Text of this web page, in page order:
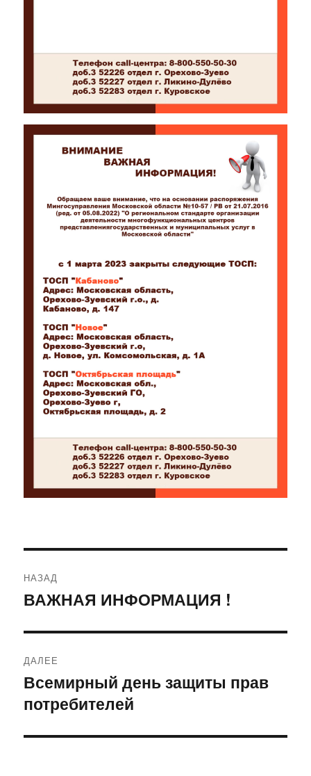
по
НАЗАД
Предыдущая
ВАЖНАЯ ИНФОРМАЦИЯ !
ДАЛЕЕ
Следующая
запись:
Всемирный день защиты прав
потребителей